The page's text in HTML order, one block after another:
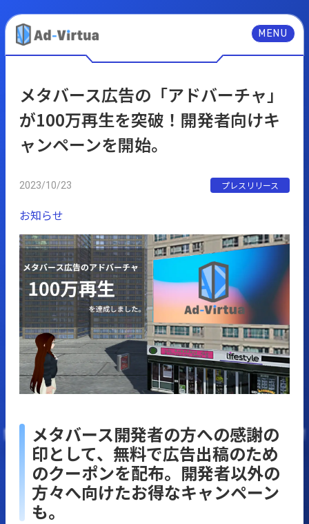
MENU
メタバース広告の「アドバーチャ」
が100万再生を突破！開発者向けキ
ャンペーンを開始。
2023/10/23 プレスリリース
お知らせ
メタバース開発者の方への感謝の
印として、無料で広告出稿のため
のクーポンを配布。開発者以外の
方々へ向けたお得なキャンペーン
も。